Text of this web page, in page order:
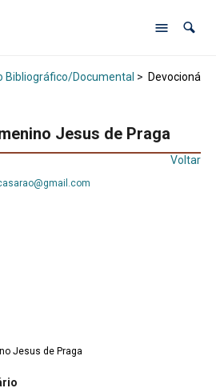
Bibliográfico/Documental >
Jesus de Praga
Voltar
Jesus de Praga